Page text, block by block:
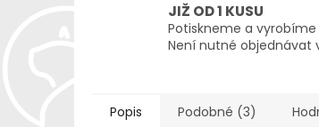
JIŽ OD 1 KUSU
Potiskneme a vyrobíme
Není nutné objednávat
Popis Podobné (3)